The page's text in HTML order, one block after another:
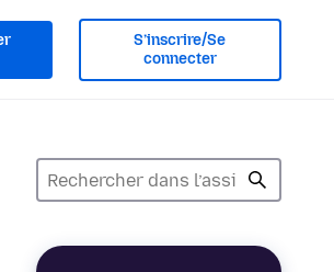
S’inscrire/Se
connecter